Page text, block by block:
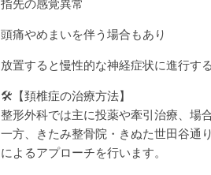
指先の感覚異常
頭痛やめまいを伴う場合もあり
放置すると慢性的な神経症状に進行す
🛠【頚椎症の治療方法】
整形外科では主に投薬や牽引治療、場
一方、きたみ整骨院・きぬた世田谷通
によるアプローチを行います。